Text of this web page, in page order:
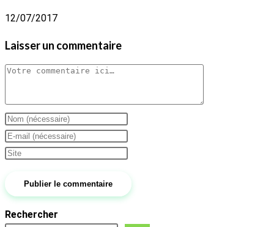
12/07/2017
Laisser un commentaire
Comment
Enter
your
name
username
comment
Enter
your
address
comment
Saisir
de
votre
site
Rechercher